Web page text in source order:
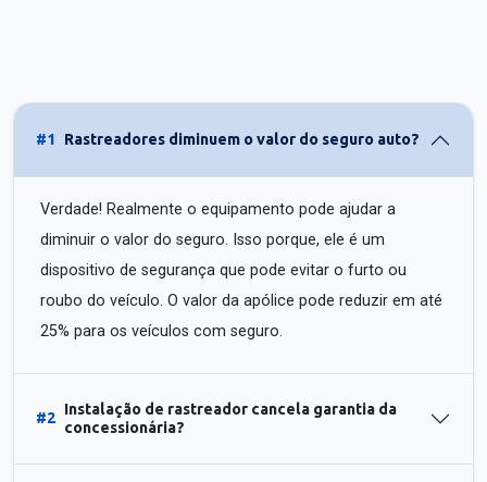
#1 Rastreadores diminuem o valor do seguro auto?
Verdade! Realmente o equipamento pode ajudar a
diminuir o valor do seguro. Isso porque, ele é um
dispositivo de segurança que pode evitar o furto ou
roubo do veículo. O valor da apólice pode reduzir em até
25% para os veículos com seguro.
#2
Instalação de rastreador cancela garantia da
concessionária?